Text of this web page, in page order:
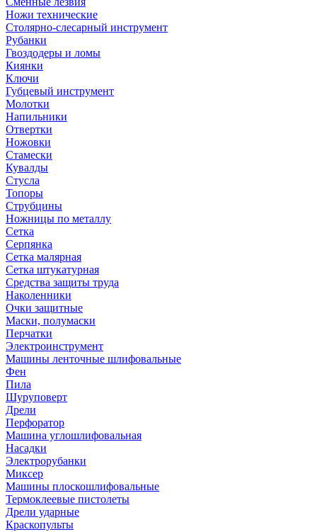
Ножи технические
Столярно-слесарный инструмент
Рубанки
Гвоздодеры и ломы
Киянки
Ключи
Губцевый инструмент
Молотки
Напильники
Отвертки
Ножовки
Стамески
Кувалды
Стусла
Топоры
Струбцины
Ножницы по металлу
Сетка
Серпянка
Сетка малярная
Сетка штукатурная
Средства защиты труда
Наколенники
Очки защитные
Маски, полумаски
Перчатки
Электроинструмент
Машины ленточные шлифовальные
Фен
Пила
Шуруповерт
Дрели
Перфоратор
Машина углошлифовальная
Насадки
Электрорубанки
Миксер
Машины плоскошлифовальные
Термоклеевые пистолеты
Дрели ударные
Краскопульты